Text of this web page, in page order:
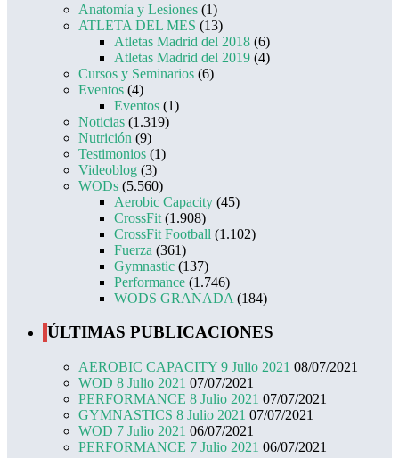
Anatomía y Lesiones (1)
ATLETA DEL MES (13)
Atletas Madrid del 2018 (6)
Atletas Madrid del 2019 (4)
Cursos y Seminarios (6)
Eventos (4)
Eventos (1)
Noticias (1.319)
Nutrición (9)
Testimonios (1)
Videoblog (3)
WODs (5.560)
Aerobic Capacity (45)
CrossFit (1.908)
CrossFit Football (1.102)
Fuerza (361)
Gymnastic (137)
Performance (1.746)
WODS GRANADA (184)
ÚLTIMAS PUBLICACIONES
AEROBIC CAPACITY 9 Julio 2021 08/07/2021
WOD 8 Julio 2021 07/07/2021
PERFORMANCE 8 Julio 2021 07/07/2021
GYMNASTICS 8 Julio 2021 07/07/2021
WOD 7 Julio 2021 06/07/2021
PERFORMANCE 7 Julio 2021 06/07/2021